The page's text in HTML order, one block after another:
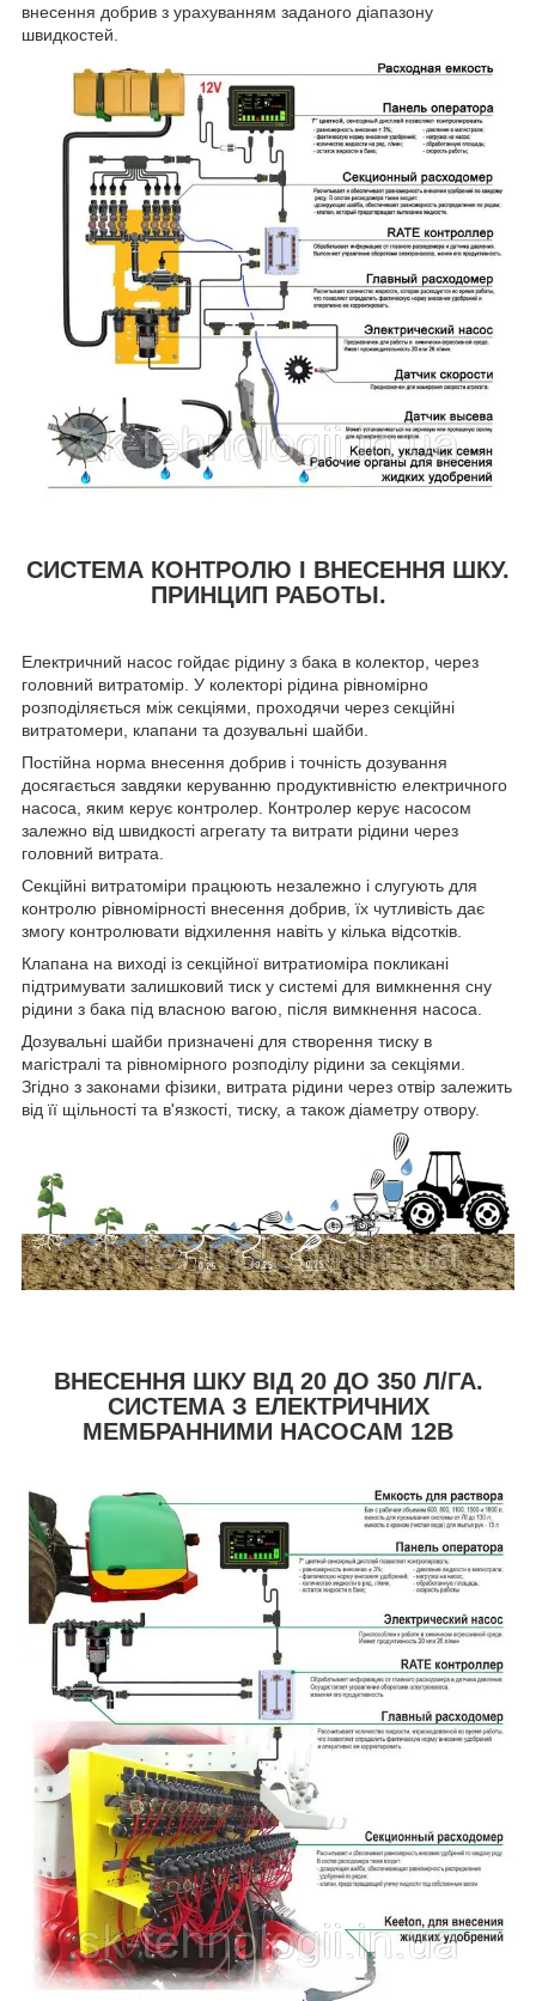
внесення добрив з урахуванням заданого діапазону
швидкостей.
СИСТЕМА КОНТРОЛЮ І ВНЕСЕННЯ ШКУ.
ПРИНЦИП РАБОТЫ.
Електричний насос гойдає рідину з бака в колектор, через
головний витратомір. У колекторі рідина рівномірно
розподіляється між секціями, проходячи через секційні
витратомери, клапани та дозувальні шайби.
Постійна норма внесення добрив і точність дозування
досягається завдяки керуванню продуктивністю електричного
насоса, яким керує контролер. Контролер керує насосом
залежно від швидкості агрегату та витрати рідини через
головний витрата.
Секційні витратоміри працюють незалежно і слугують для
контролю рівномірності внесення добрив, їх чутливість дає
змогу контролювати відхилення навіть у кілька відсотків.
Клапана на виході із секційної витратиоміра покликані
підтримувати залишковий тиск у системі для вимкнення сну
рідини з бака під власною вагою, після вимкнення насоса.
Дозувальні шайби призначені для створення тиску в
магістралі та рівномірного розподілу рідини за секціями.
Згідно з законами фізики, витрата рідини через отвір залежить
від її щільності та в'язкості, тиску, а також діаметру отвору.
ВНЕСЕННЯ ШКУ ВІД 20 ДО 350 Л/ГА.
СИСТЕМА З ЕЛЕКТРИЧНИХ
МЕМБРАННИМИ НАСОСАМ 12В